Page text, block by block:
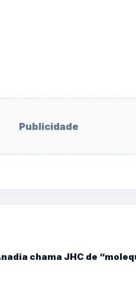
Publicidade
chama JHC de